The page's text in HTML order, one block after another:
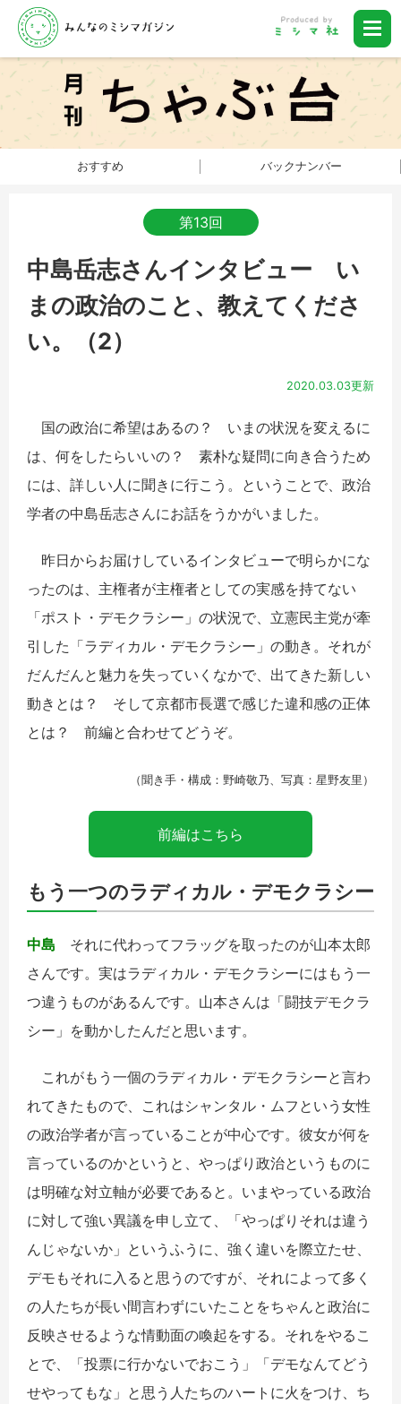
おすすめ バックナンバー
第13回
中島岳志さんインタビュー い
まの政治のこと、教えてくださ
い。（2）
2020.03.03更新
国の政治に希望はあるの？ いまの状況を変えるに
は、何をしたらいいの？ 素朴な疑問に向き合うため
には、詳しい人に聞きに行こう。ということで、政治
学者の中島岳志さんにお話をうかがいました。
昨日からお届けしているインタビューで明らかにな
ったのは、 主権者が主権者としての実感を持てない
「ポスト・デモクラシー」の状況で、立憲民主党が牽
引した「ラディカル・デモクラシー」の動き。それが
だんだんと魅力を失っていくなかで、出てきた新しい
動きとは？ そして京都市長選で感じた違和感の正体
とは？ 前編と合わせてどうぞ。
（聞き手・構成：野崎敬乃、写真：星野友里）
前編はこちら
もう一つのラディカル・デモクラシー
中島 それに代わってフラッグを取ったのが山本太郎
さんです。実はラディカル・デモクラシーにはもう一
つ違うものがあるんです。山本さんは「闘技デモクラ
シー」を動かしたんだと思います。
これがもう一個のラディカル・デモクラシーと言わ
れてきたもので、これはシャンタル・ムフという女性
の政治学者が言っていることが中心です。彼女が何を
言っているのかというと、やっぱり政治というものに
は明確な対立軸が必要であると。いまやっている政治
に対して強い異議を申し立て、「やっぱりそれは違う
んじゃないか」というふうに、強く違いを際立たせ、
デモもそれに入ると思うのですが、それによって多く
の人たちが長い間言わずにいたことをちゃんと政治に
反映させるような情動面の喚起をする。それをやるこ
とで、「投票に行かないでおこう」「デモなんてどう
せやってもな」と思う人たちのハートに火をつけ、ち